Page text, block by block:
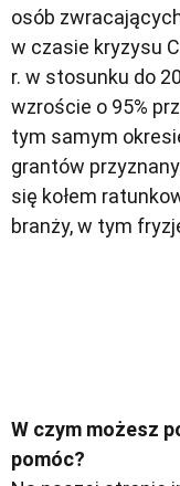
osób
w czasie kryzysu
r. w stosunku do
wzroście o 95%
tym samym
grantów
się kołem
branży, w tym
W czym możesz
pomóc?